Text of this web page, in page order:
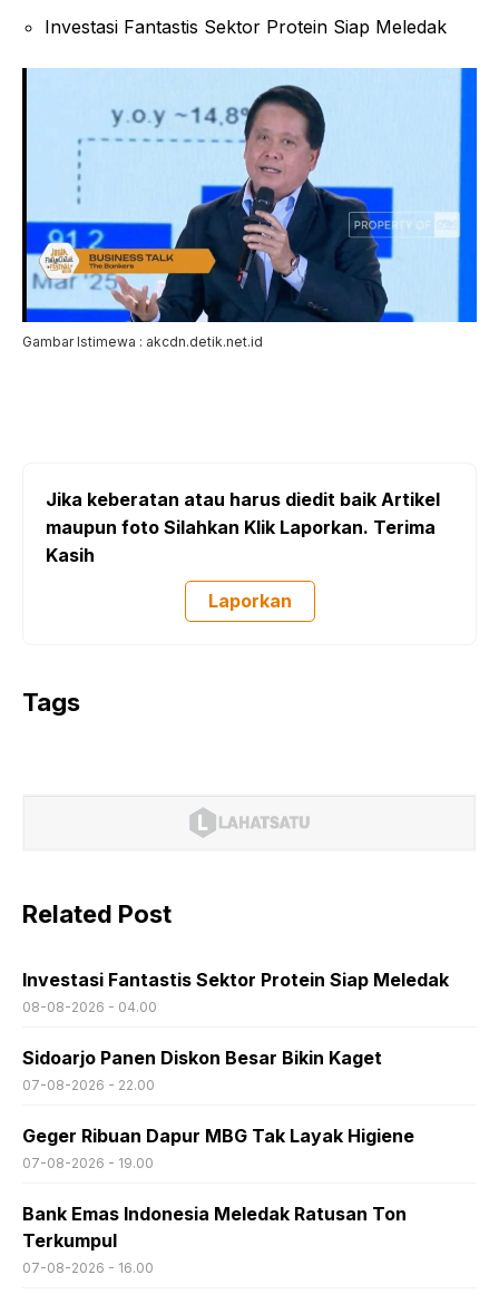
Investasi Fantastis Sektor Protein Siap Meledak
Gambar Istimewa : akcdn.detik.net.id
Jika keberatan atau harus diedit baik Artikel
maupun foto Silahkan Klik Laporkan. Terima
Kasih
Laporkan
Tags
Related Post
Investasi Fantastis Sektor Protein Siap Meledak
08-08-2026 - 04.00
Sidoarjo Panen Diskon Besar Bikin Kaget
07-08-2026 - 22.00
Geger Ribuan Dapur MBG Tak Layak Higiene
07-08-2026 - 19.00
Bank Emas Indonesia Meledak Ratusan Ton
Terkumpul
07-08-2026 - 16.00